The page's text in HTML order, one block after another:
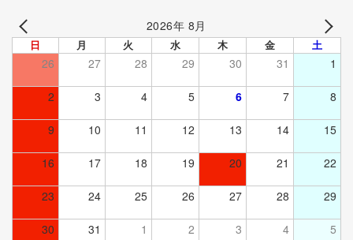
2026年 8月
日 月 火 水 木 金 土
26 27 28 29 30 31 1
2 3 4 5 6 7 8
9 10 11 12 13 14 15
16 17 18 19 20 21 22
23 24 25 26 27 28 29
30 31 1 2 3 4 5